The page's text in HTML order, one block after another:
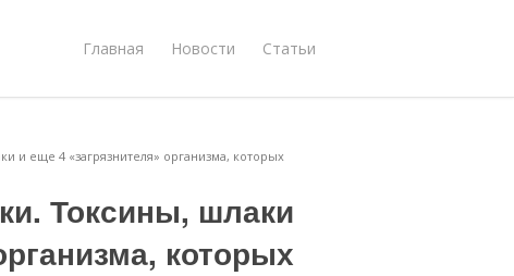
Главная Новости Статьи
и еще 4 «загрязнителя» организма, которых
Токсины, шлаки
которых